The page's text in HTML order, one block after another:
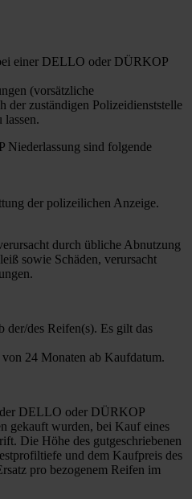
einer DELLO oder DÜRKOP
(vorsätzliche
der zuständigen Polizeidienststelle
lassen.
sind folgende
der polizeilichen Anzeige.
durch übliche Abnutzung
sowie Schäden, verursacht
des Reifen(s). Es gilt das
24 Monaten ab Kaufdatum.
DELLO oder DÜRKOP
gekauft wurden, bei Kauf eines
Die Höhe des gutgeschriebenen
und dem Kaufpreis des
pro bezogenem Reifen im